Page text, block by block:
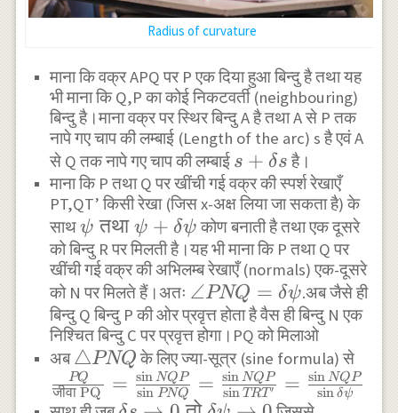
Radius of curvature
माना कि वक्र APQ पर P एक दिया हुआ बिन्दु है तथा यह
भी माना कि Q,P का कोई निकटवर्ती (neighbouring)
बिन्दु है।माना वक्र पर स्थिर बिन्दु A है तथा A से P तक
नापे गए चाप की लम्बाई (Length of the arc) s है एवं A
से Q तक नापे गए चाप की लम्बाई s+\delta{s}
s + δs है।
माना कि P तथा Q पर खींची गई वक्र की स्पर्श रेखाएँ
PT,QT’ किसी रेखा (जिस x-अक्ष लिया जा सकता है) के
साथ\psi{\text{ तथा
}}\psi+\delta{\psi}
ψ तथा ψ + δψ कोण बनाती है तथा एक दूसरे
को बिन्दु R पर मिलती है।यह भी माना कि P तथा Q पर
खींची गई वक्र की अभिलम्ब रेखाएँ (normals) एक-दूसरे
को N पर मिलते हैं।अतः ∠PNQ = δψ.अब जैसे ही
बिन्दु Q बिन्दु P की ओर प्रवृत्त होता है वैस ही बिन्दु N एक
निश्चित बिन्दु C पर प्रवृत्त होगा।PQ को मिलाओ
अब\triangle{PNQ}
△PNQ के लिए ज्या-सूत्र (sine formula) से
\frac{PQ}{\text{जीवा PQ
}}=\frac{\sin{NQP}}
जीवा PQ
PQ = sin PNQ
sin NQP = sin TRT ′
sin NQP = sin δψ
sin NQP